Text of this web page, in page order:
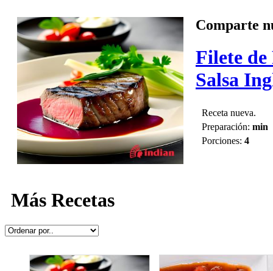
Comparte
Filete de
Salsa
Receta nueva.
Preparación: min
Porciones: 4
Más Recetas